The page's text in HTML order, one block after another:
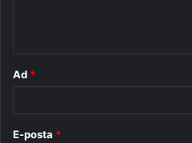
Ad *
E-posta *